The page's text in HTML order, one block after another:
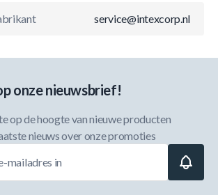
service@intexcorp.nl
onze nieuwsbrief!
op de hoogte van nieuwe producten
nieuws over onze promoties